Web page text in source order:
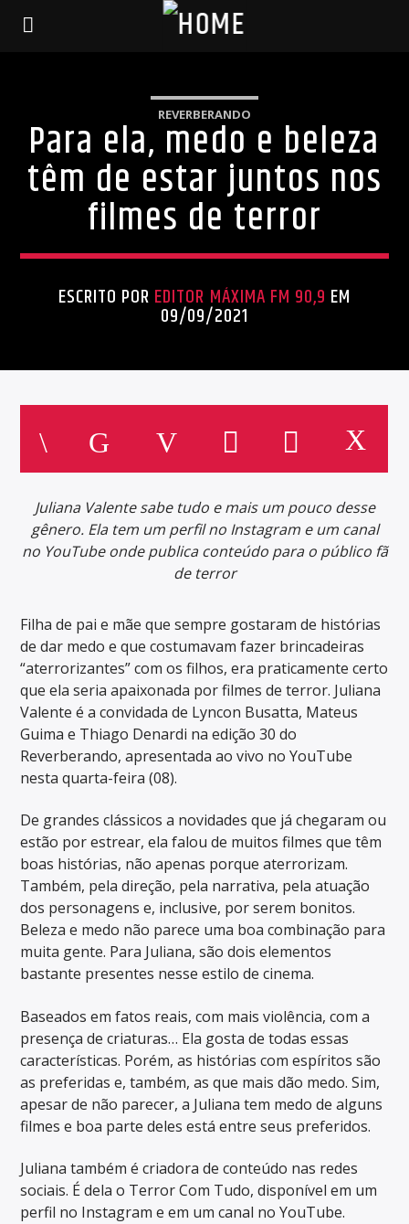
REVERBERANDO
Para ela, medo e beleza
têm de estar juntos nos
filmes de terror
ESCRITO POR EDITOR MÁXIMA FM 90,9 EM
09/09/2021
Juliana Valente sabe tudo e mais um pouco desse
gênero. Ela tem um perfil no Instagram e um canal
no YouTube onde publica conteúdo para o público fã
de terror
Filha de pai e mãe que sempre gostaram de histórias
de dar medo e que costumavam fazer brincadeiras
“aterrorizantes” com os filhos, era praticamente certo
que ela seria apaixonada por filmes de terror. Juliana
Valente é a convidada de Lyncon Busatta, Mateus
Guima e Thiago Denardi na edição 30 do
Reverberando, apresentada ao vivo no YouTube
nesta quarta-feira (08).
De grandes clássicos a novidades que já chegaram ou
estão por estrear, ela falou de muitos filmes que têm
boas histórias, não apenas porque aterrorizam.
Também, pela direção, pela narrativa, pela atuação
dos personagens e, inclusive, por serem bonitos.
Beleza e medo não parece uma boa combinação para
muita gente. Para Juliana, são dois elementos
bastante presentes nesse estilo de cinema.
Baseados em fatos reais, com mais violência, com a
presença de criaturas… Ela gosta de todas essas
características. Porém, as histórias com espíritos são
as preferidas e, também, as que mais dão medo. Sim,
apesar de não parecer, a Juliana tem medo de alguns
filmes e boa parte deles está entre seus preferidos.
Juliana também é criadora de conteúdo nas redes
sociais. É dela o Terror Com Tudo, disponível em um
perfil no Instagram e em um canal no YouTube.